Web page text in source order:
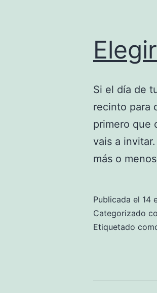
Si el día de
recinto para
primero que
vais a
más o
Publicada el 14
Categorizado
Etiquetado